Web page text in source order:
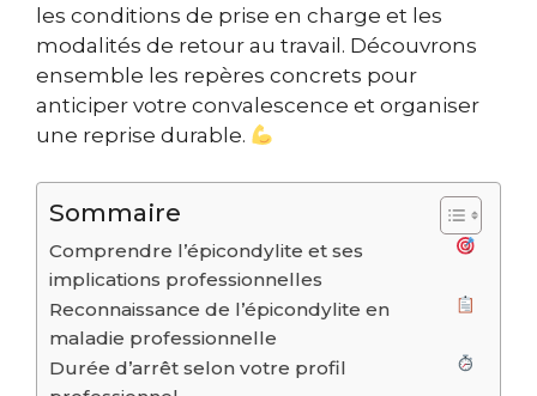
les conditions de prise en charge et les
modalités de retour au travail. Découvrons
ensemble les repères concrets pour
anticiper votre convalescence et organiser
une reprise durable.
Sommaire
Comprendre l’épicondylite et ses
implications professionnelles
Reconnaissance de l’épicondylite en
maladie professionnelle
Durée d’arrêt selon votre profil